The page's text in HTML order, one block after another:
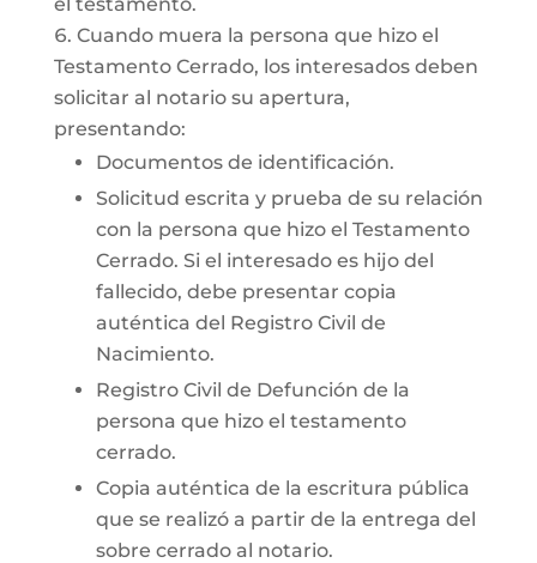
Cuando muera la persona que hizo el
Testamento Cerrado, los interesados deben
solicitar al notario su apertura,
presentando:
Documentos de identificación.
Solicitud escrita y prueba de su relación
con la persona que hizo el Testamento
Cerrado. Si el interesado es hijo del
fallecido, debe presentar copia
auténtica del Registro Civil de
Nacimiento.
Registro Civil de Defunción de la
persona que hizo el testamento
cerrado.
Copia auténtica de la escritura pública
que se realizó a partir de la entrega del
sobre cerrado al notario.